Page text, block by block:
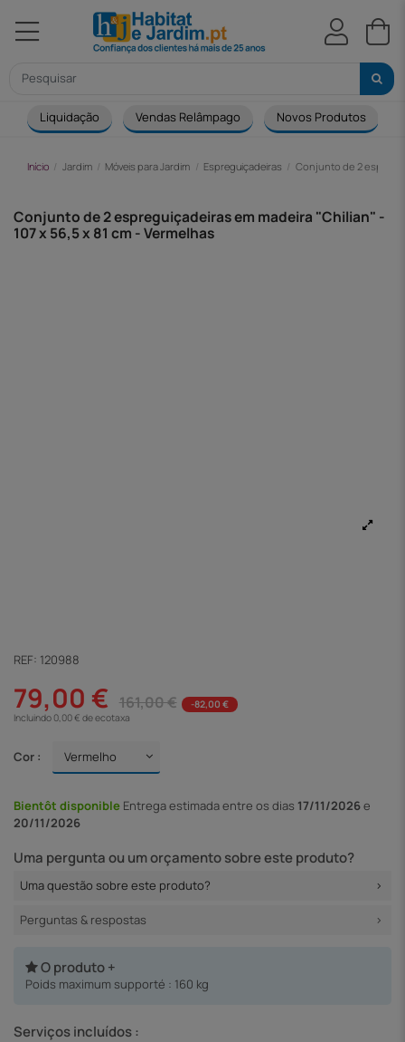
Liquidação Vendas Relâmpago Novos Produtos
Início Jardim Móveis para Jardim Espreguiçadeiras Conjunto de 2
Conjunto de 2 espreguiçadeiras em madeira "Chilian" -
107 x 56,5 x 81 cm - Vermelhas
REF: 120988
79,00 € 161,00 €
-82,00 €
Incluindo 0,00 € de ecotaxa
Cor :
Bientôt disponible Entregaestimada entre os dias 17/11/2026e
20/11/2026
Uma pergunta ou um orçamento sobre este produto?
Uma questão sobre este produto?
Perguntas & respostas
O produto +
Poids maximum supporté : 160 kg
Serviços incluídos :